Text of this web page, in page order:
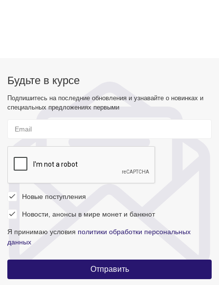
Будьте в курсе
Подпишитесь на последние обновления и узнавайте о новинках и
специальных предложениях первыми
Новые поступления
Новости, анонсы в мире монет и банкнот
Я принимаю условия политики обработки персональных
данных